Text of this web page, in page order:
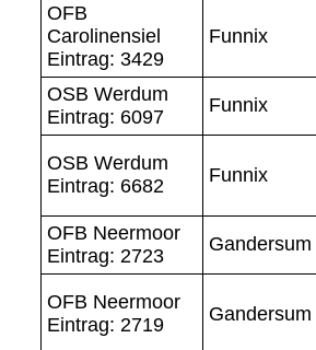
OFB
Carolinensiel
Eintrag: 3429
Funnix
OSB Werdum
Eintrag: 6097
Funnix
OSB Werdum
Eintrag: 6682
Funnix
OFB Neermoor
Eintrag: 2723
Gandersum
OFB Neermoor
Eintrag: 2719
Gandersum